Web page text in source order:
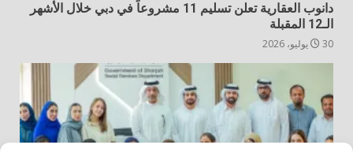
دانوب العقارية تعلن تسليم 11 مشروعاً في دبي خلال الأشهر
الـ12 المقبلة
30 يوليو، 2026